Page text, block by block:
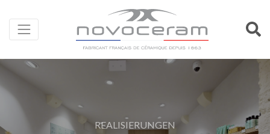
REALISIERUNGEN